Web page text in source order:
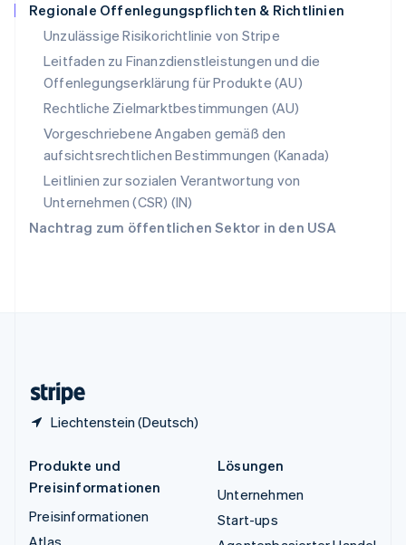
Regionale Offenlegungspflichten & Richtlinien
Unzulässige Risikorichtlinie von Stripe
Leitfaden zu Finanzdienstleistungen und die
Offenlegungserklärung für Produkte (AU)
Rechtliche Zielmarktbestimmungen (AU)
Vorgeschriebene Angaben gemäß den
aufsichtsrechtlichen Bestimmungen (Kanada)
Leitlinien zur sozialen Verantwortung von
Unternehmen (CSR) (IN)
Nachtrag zum öffentlichen Sektor in den USA
Liechtenstein (Deutsch)
Slowenien
English Italiano
Sonderverwaltungsregion Hongkong,
China
English简体中文
Spanien
Thailand
ไทยEnglish
Tschechische Republik
English
English
Produkte und
Preisinformationen
Preisinformationen
Lösungen
Unternehmen
Start-ups